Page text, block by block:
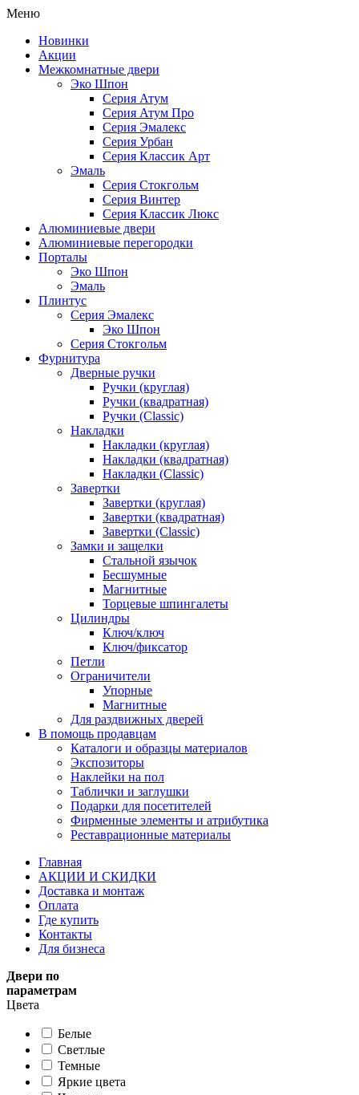
Меню
Новинки
Акции
Межкомнатные двери
Эко Шпон
Серия Атум
Серия Атум Про
Серия Эмалекс
Серия Урбан
Серия Классик Арт
Эмаль
Серия Стокгольм
Серия Винтер
Серия Классик Люкс
Алюминиевые двери
Алюминиевые перегородки
Порталы
Эко Шпон
Эмаль
Плинтус
Серия Эмалекс
Эко Шпон
Серия Стокгольм
Фурнитура
Дверные ручки
Ручки (круглая)
Ручки (квадратная)
Ручки (Classic)
Накладки
Накладки (круглая)
Накладки (квадратная)
Накладки (Classic)
Завертки
Завертки (круглая)
Завертки (квадратная)
Завертки (Classic)
Замки и защелки
Стальной язычок
Бесшумные
Магнитные
Торцевые шпингалеты
Цилиндры
Ключ/ключ
Ключ/фиксатор
Петли
Ограничители
Упорные
Магнитные
Для раздвижных дверей
В помощь продавцам
Каталоги и образцы материалов
Экспозиторы
Наклейки на пол
Таблички и заглушки
Подарки для посетителей
Фирменные элементы и атрибутика
Реставрационные материалы
Главная
АКЦИИ И СКИДКИ
Доставка и монтаж
Оплата
Где купить
Контакты
Для бизнеса
Двери по
параметрам
Цвета
Белые
Светлые
Темные
Яркие цвета